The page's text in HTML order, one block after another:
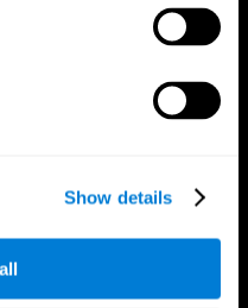
Show details